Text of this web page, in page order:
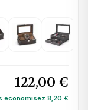
122,00 €
économisez 8,20 €